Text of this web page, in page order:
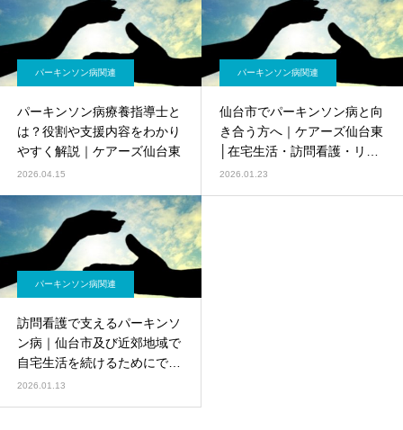
パーキンソン病関連
パーキンソン病療養指導士と
は？役割や支援内容をわかり
やすく解説｜ケアーズ仙台東
2026.04.15
パーキンソン病関連
仙台市でパーキンソン病と向
き合う方へ｜ケアーズ仙台東
│在宅生活・訪問看護・リハ
ビリの支援まとめ
2026.01.23
パーキンソン病関連
訪問看護で支えるパーキンソ
ン病｜仙台市及び近郊地域で
自宅生活を続けるためにでき
ること
2026.01.13